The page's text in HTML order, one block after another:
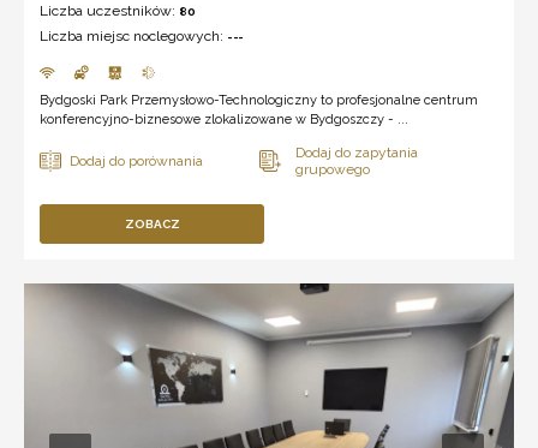
Liczba uczestników: 80
Liczba miejsc noclegowych: ---
Bydgoski Park Przemysłowo-Technologiczny to profesjonalne centrum
konferencyjno-biznesowe zlokalizowane w Bydgoszczy - ...
ZOBACZ